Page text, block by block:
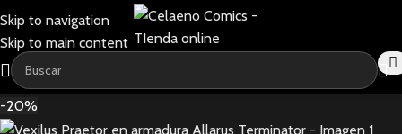
Skip to navigation
Skip to main content
-20%